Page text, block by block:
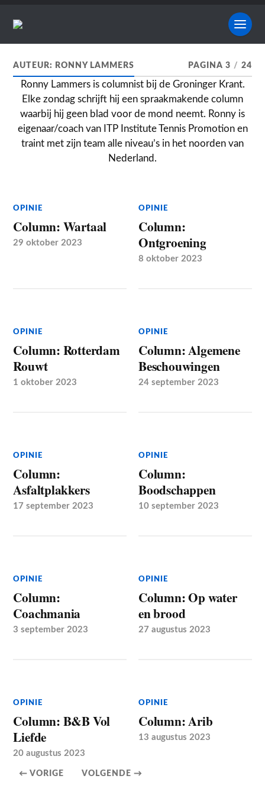
AUTEUR: RONNY LAMMERS PAGINA 3 / 24
Ronny Lammers is columnist bij de Groninger Krant.
Elke zondag schrijft hij een spraakmakende column
waarbij hij geen blad voor de mond neemt. Ronny is
eigenaar/coach van ITP Institute Tennis Promotion en
traint met zijn team alle niveau’s in het noorden van
Nederland.
OPINIE
Column: Wartaal
29 oktober 2023
OPINIE
Column:
Ontgroening
8 oktober 2023
OPINIE
Column: Rotterdam
Rouwt
1 oktober 2023
OPINIE
Column: Algemene
Beschouwingen
24 september 2023
OPINIE
Column:
Asfaltplakkers
17 september 2023
OPINIE
Column:
Boodschappen
10 september 2023
OPINIE
Column:
Coachmania
3 september 2023
OPINIE
Column: Op water
en brood
27 augustus 2023
OPINIE
Column: B&B Vol
Liefde
20 augustus 2023
OPINIE
Column: Arib
13 augustus 2023
← VORIGE VOLGENDE →